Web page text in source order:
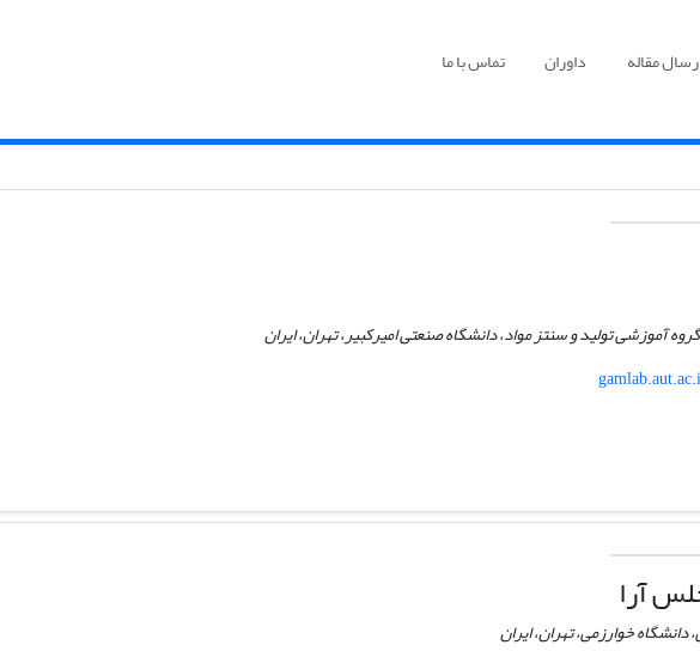
مقاله داوران تماس با ما
آموزشی تولید و سنتز مواد، دانشگاه صنعتی امیرکبیر، تهران، ایران
آرا
خوارزمی، تهران، ایران